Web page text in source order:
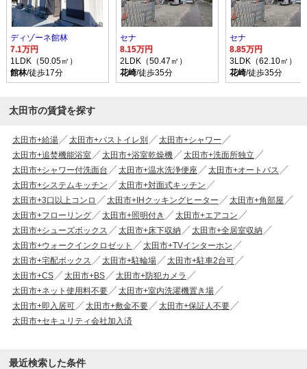
ディゾーネ館林
7.1万円
1LDK（50.05㎡）
館林/徒歩17分
セナ
8.15万円
2LDK（50.47㎡）
花崎/徒歩35分
セナ
8.85万円
3LDK（62.10㎡）
花崎/徒歩35分
太田市の賃貸を探す
太田市+給湯 太田市+バストイレ別
太田市+シャワー
太田市+追焚機能浴室
太田市+浴室乾燥機
太田市+洗面所独立
太田市+シャワー付洗面台
太田市+温水洗浄便座
太田市+オートバス
太田市+システムキッチン
太田市+対面式キッチン
太田市+3口以上コンロ
太田市+IHクッキングヒーター
太田市+角部屋
太田市+フローリング
太田市+照明付き
太田市+エアコン
太田市+シューズボックス
太田市+床下収納
太田市+全居室収納
太田市+ウォークインクロゼット
太田市+TVインターホン
太田市+宅配ボックス
太田市+駐輪場
太田市+駐車2台可
太田市+CS
太田市+BS
太田市+防犯カメラ
太田市+ネット使用料不要
太田市+室内洗濯機置き場
太田市+即入居可
太田市+敷金不要
太田市+保証人不要
太田市+セキュリティ会社加入済
最近検索した条件